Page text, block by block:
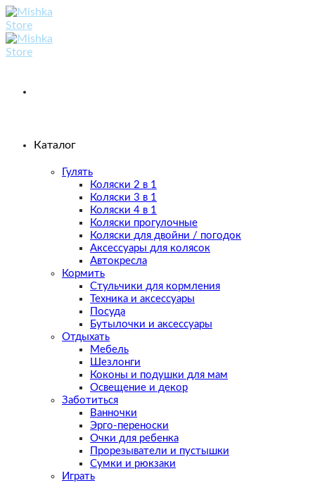
Skip
to
content
Каталог
Гулять
Коляски 2 в 1
Коляски 3 в 1
Коляски 4 в 1
Коляски прогулочные
Коляски для двойни / погодок
Аксессуары для колясок
Автокресла
Кормить
Стульчики для кормления
Техника и аксессуары
Посуда
Бутылочки и аксессуары
Отдыхать
Мебель
Шезлонги
Коконы и подушки для мам
Освещение и декор
Заботиться
Ванночки
Эрго-переноски
Очки для ребенка
Прорезыватели и пустышки
Сумки и рюкзаки
Играть